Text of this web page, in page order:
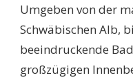
Umgeben von der
Schwäbischen Alb,
beeindruckende
großzügigen